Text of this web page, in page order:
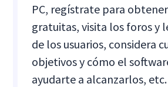
PC, regístrate para
gratuitas, visita los foros y
de los usuarios, considera
objetivos y cómo el
ayudarte a alcanzarlos,